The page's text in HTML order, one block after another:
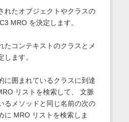
れたオブジェクトやクラスの
MRO を決定します。
たコンテキストのクラスとメ
します。
に囲まれているクラスに到達
リストを検索して、 文脈
るメソッドと同じ名前の次の
に MRO リストを検索しま